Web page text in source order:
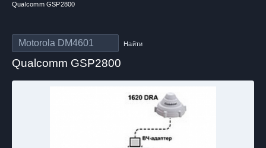
Qualcomm GSP2800
Найти
Qualcomm GSP2800